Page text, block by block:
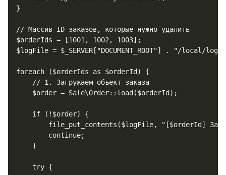
}
// Массив ID заказов, которые нужно удалить
$orderIds = [1001, 1002, 1003];
$logFile = $_SERVER["DOCUMENT_ROOT"] . "/local/
foreach ($orderIds as $orderId) {
    // 1. Загружаем объект заказа
    $order = Sale\Order::load($orderId);
    if (!$order) {
file_put_contents($logFile, "[$orderId]
        continue;
    }
    try {